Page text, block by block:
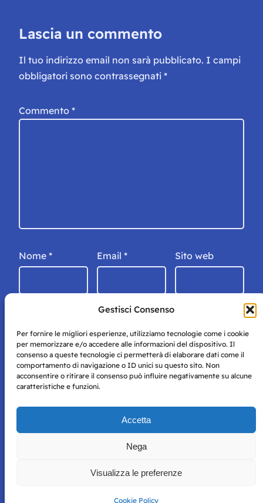
Gestisci Consenso
Per fornire le migliori esperienze, utilizziamo tecnologie come i cookie
per memorizzare e/o accedere alle informazioni del dispositivo. Il
consenso a queste tecnologie ci permetterà di elaborare dati come il
comportamento di navigazione o ID unici su questo sito. Non
acconsentire o ritirare il consenso può influire negativamente su alcune
caratteristiche e funzioni.
Accetta
Nega
Visualizza le preferenze
Cookie Policy
Lascia un commento
Il tuo indirizzo email non sarà pubblicato. I campi
obbligatori sono contrassegnati *
Commento *
Nome * Email * Sito web
Storie di Napoli è una testata registrata presso il tribunale di
per mero scopo didattico e informativo.
perseguito secondo i termini di legge. Si nega l’utilizzo delle